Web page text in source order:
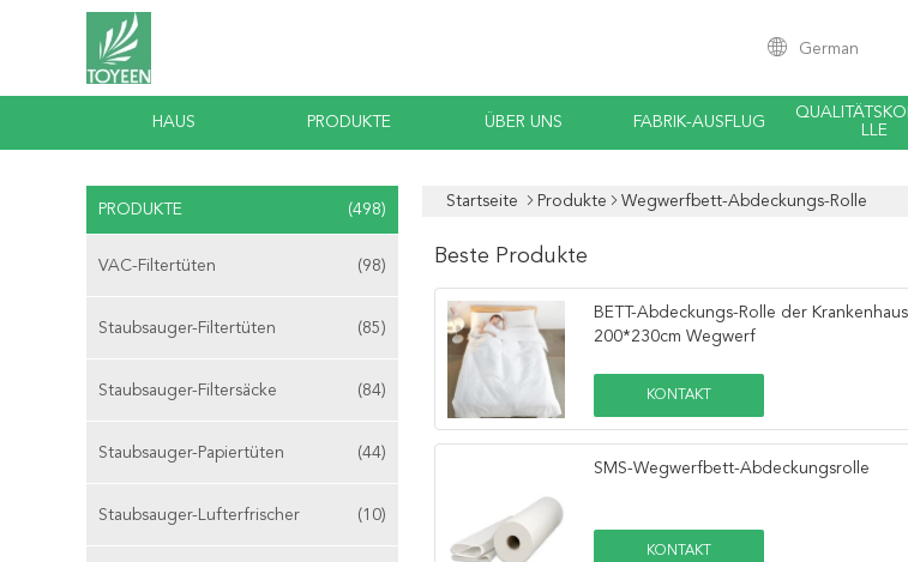
German
HAUS PRODUKTE ÜBER UNS FABRIK-AUSFLUG
LLE
PRODUKTE (498)
VAC-Filtertüten (98)
Staubsauger-Filtertüten (85)
Staubsauger-Filtersäcke (84)
Staubsauger-Papiertüten (44)
Staubsauger-Lufterfrischer (10)
Startseite Produkte Wegwerfbett-Abdeckungs-Rolle
Beste Produkte
BETT-Abdeckungs-Rolle der
200*230cm Wegwerf
KONTAKT
SMS-Wegwerfbett-Abdeckungsrolle
KONTAKT